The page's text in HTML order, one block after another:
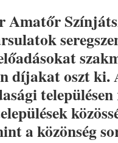
Amatőr
díjakat oszt
a közönség